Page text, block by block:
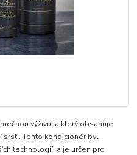
výživu, a který obsahuje
srsti. Tento kondicionér byl
technologií, a je určen pro